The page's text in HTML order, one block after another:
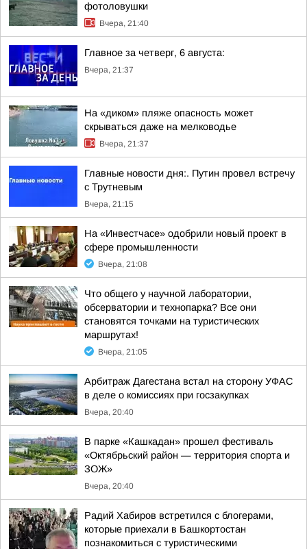
фотоловушки
Вчера, 21:40
Главное за четверг, 6 августа:
Вчера, 21:37
На «диком» пляже опасность может
скрываться даже на мелководье
Вчера, 21:37
Главные новости дня:. Путин провел встречу
с Трутневым
Вчера, 21:15
На «Инвестчасе» одобрили новый проект в
сфере промышленности
Вчера, 21:08
Что общего у научной лаборатории,
обсерватории и технопарка? Все они
становятся точками на туристических
маршрутах!
Вчера, 21:05
Арбитраж Дагестана встал на сторону УФАС
в деле о комиссиях при госзакупках
Вчера, 20:40
В парке «Кашкадан» прошел фестиваль
«Октябрьский район — территория спорта и
ЗОЖ»
Вчера, 20:40
Радий Хабиров встретился с блогерами,
которые приехали в Башкортостан
познакомиться с туристическими